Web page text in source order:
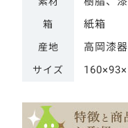
箱 紙箱
産地 高岡漆器
サイズ